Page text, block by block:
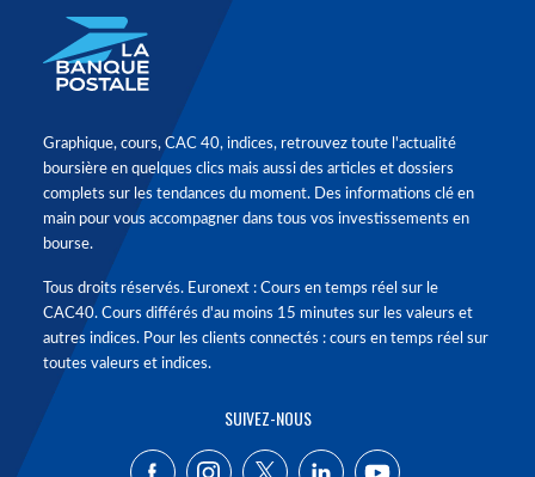
Graphique, cours, CAC 40, indices, retrouvez toute l'actualité
boursière en quelques clics mais aussi des articles et dossiers
complets sur les tendances du moment. Des informations clé en
main pour vous accompagner dans tous vos investissements en
bourse.
Tous droits réservés. Euronext : Cours en temps réel sur le
CAC40. Cours différés d'au moins 15 minutes sur les valeurs et
autres indices. Pour les clients connectés : cours en temps réel sur
toutes valeurs et indices.
SUIVEZ-NOUS